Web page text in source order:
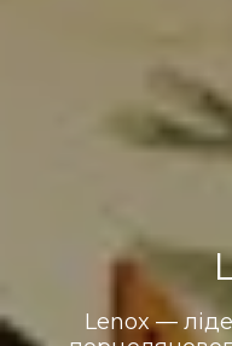
Lenox —